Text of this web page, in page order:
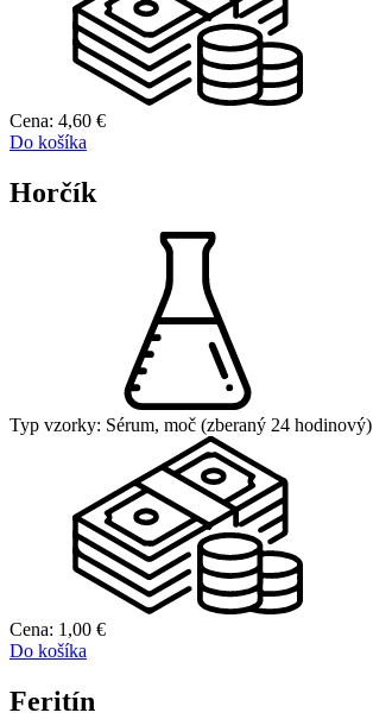
Cena: 4,60 €
Do košíka
Horčík
Typ vzorky: Sérum, moč (zberaný 24 hodinový)
Cena: 1,00 €
Do košíka
Feritín